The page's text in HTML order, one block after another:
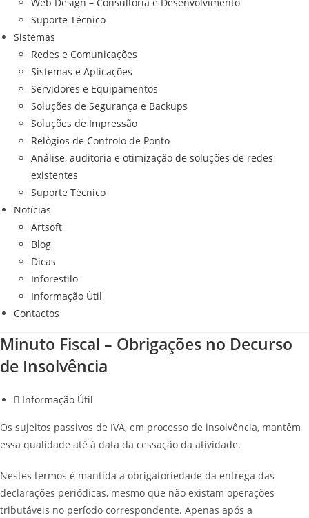
Web Design – Consultoria e Desenvolvimento
Suporte Técnico
Sistemas
Redes e Comunicações
Sistemas e Aplicações
Servidores e Equipamentos
Soluções de Segurança e Backups
Soluções de Impressão
Relógios de Controlo de Ponto
Análise, auditoria e otimização de soluções de redes
existentes
Suporte Técnico
Notícias
Artsoft
Blog
Dicas
Inforestilo
Informação Útil
Contactos
Minuto Fiscal – Obrigações no Decurso
de Insolvência
Informação Útil
Os sujeitos passivos de IVA, em processo de insolvência, mantêm
essa qualidade até à data da cessação da atividade.
Nestes termos é mantida a obrigatoriedade da entrega das
declarações periódicas, mesmo que não existam operações
tributáveis no período correspondente. Apenas após a